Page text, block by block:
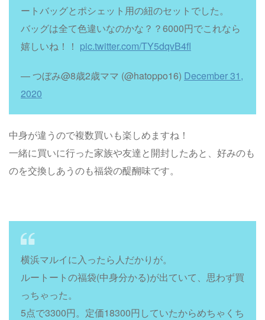
ートバッグとポシェット用の紐のセットでした。
バッグは全て色違いなのかな？？6000円でこれなら
嬉しいね！！ pic.twitter.com/TY5dqvB4fl
— つぼみ@8歳2歳ママ (@hatoppo16) December 31,
2020
中身が違うので複数買いも楽しめますね！
一緒に買いに行った家族や友達と開封したあと、好みのも
のを交換しあうのも福袋の醍醐味です。
横浜マルイに入ったら人だかりが。
ルートートの福袋(中身分かる)が出ていて、思わず買
っちゃった。
5点で3300円。定価18300円していたからめちゃくち